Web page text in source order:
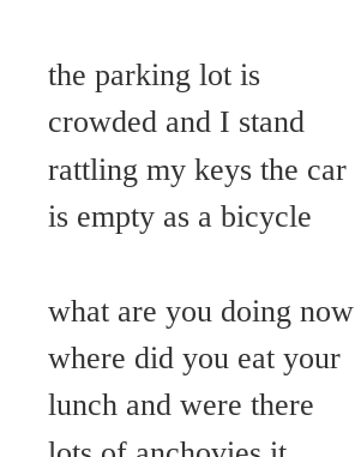
the parking lot is
crowded and I stand
rattling my keys the car
is empty as a bicycle
what are you doing now
where did you eat your
lunch and were there